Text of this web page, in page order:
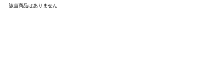
該当商品はありません